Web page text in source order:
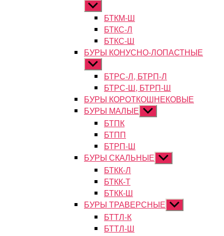
Показывать
подменюБТКМ-Ш
БТКС-Л
БТКС-Ш
БУРЫ КОНУСНО-ЛОПАСТНЫЕ
Показывать
подменюБТРС-Л, БТРП-Л
БТРС-Ш, БТРП-Ш
БУРЫ КОРОТКОШНЕКОВЫЕ
БУРЫ МАЛЫЕ Показывать
подменю
БТПК
БТПП
БТРП-Ш
БУРЫ СКАЛЬНЫЕ Показывать
подменю
БТКК-Л
БТКК-Т
БТКК-Ш
БУРЫ ТРАВЕРСНЫЕ Показывать
подменю
БТТЛ-К
БТТЛ-Ш